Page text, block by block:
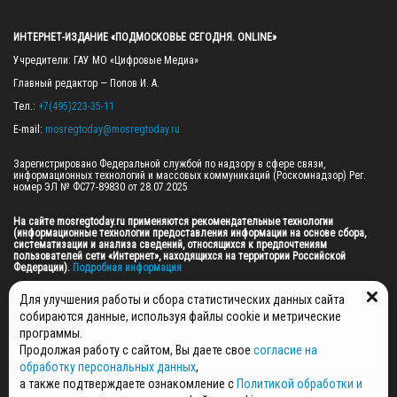
ИНТЕРНЕТ-ИЗДАНИЕ «ПОДМОСКОВЬЕ СЕГОДНЯ. ONLINE»
Учредители: ГАУ МО «Цифровые Медиа»
Главный редактор — Попов И. А.
Тел.: +7(495)223-35-11
E-mail: mosregtoday@mosregtoday.ru
Зарегистрировано Федеральной службой по надзору в сфере связи,
информационных технологий и массовых коммуникаций (Роскомнадзор) Рег.
номер ЭЛ № ФС77-89830 от 28.07.2025
На сайте mosregtoday.ru применяются рекомендательные технологии
(информационные технологии предоставления информации на основе сбора,
систематизации и анализа сведений, относящихся к предпочтениям
пользователей сети «Интернет», находящихся на территории Российской
Федерации). Подробная информация
© 2026 ПРАВА НА ВСЕ МАТЕРИАЛЫ САЙТА ПРИНАДЛЕЖАТ ГАУ МО "ЦИФРОВЫЕ
МЕДИА" (ОГРН: 1255000059467).
ПОЛИТИКА ОБРАБОТКИ И ЗАЩИТЫ ПЕРСОНАЛЬНЫХ ДАННЫХ
НОВОСТИ
Для улучшения работы и сбора статистических данных сайта
собираются данные, используя файлы cookie и метрические
программы.
Продолжая работу с сайтом, Вы даете свое согласие на
обработку персональных данных,
а также подтверждаете ознакомление с Политикой обработки и